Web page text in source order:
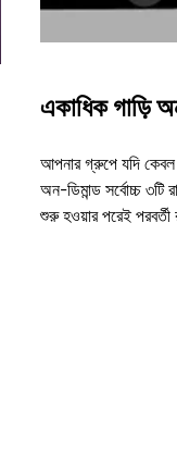
একাধিক গাড়ি
আপনার গ্রুপে যদি কেবল
অন-ডিমান্ড সর্বোচ্চ ৩টি
শুরু হওয়ার পরেই